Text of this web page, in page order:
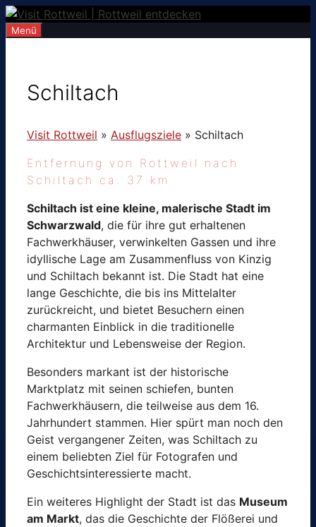
Zum
Inhalt
Menü
Schiltach
Visit Rottweil » Ausflugsziele » Schiltach
Entfernung von Rottweil nach
Schiltach ca. 37 km
Schiltach ist eine kleine, malerische Stadt im
Schwarzwald, die für ihre gut erhaltenen
Fachwerkhäuser, verwinkelten Gassen und ihre
idyllische Lage am Zusammenfluss von Kinzig
und Schiltach bekannt ist. Die Stadt hat eine
lange Geschichte, die bis ins Mittelalter
zurückreicht, und bietet Besuchern einen
charmanten Einblick in die traditionelle
Architektur und Lebensweise der Region.
Besonders markant ist der historische
Marktplatz mit seinen schiefen, bunten
Fachwerkhäusern, die teilweise aus dem 16.
Jahrhundert stammen. Hier spürt man noch den
Geist vergangener Zeiten, was Schiltach zu
einem beliebten Ziel für Fotografen und
Geschichtsinteressierte macht.
Ein weiteres Highlight der Stadt ist das Museum
am Markt, das die Geschichte der Flößerei und